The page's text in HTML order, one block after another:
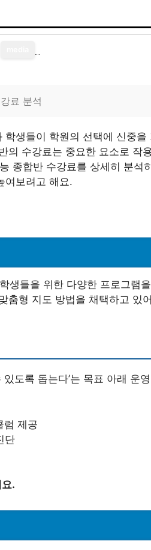
료 분석
생들이 학원의 선택에 신중을
의 수강료는 중요한 요소로 작
종합반 수강료를 상세히 분석
여보려고 해요.
생들을 위한 다양한 프로그램
춤형 지도 방법을 채택하고 있
도록 돕는다’는 목표 아래 운
럼 제공
단
.